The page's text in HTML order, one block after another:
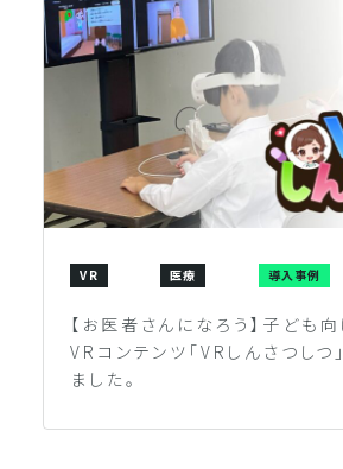
VR 医療 導入事例
【お医者さんになろう】子ども
VRコンテンツ「VRしんさつしつ
ました。